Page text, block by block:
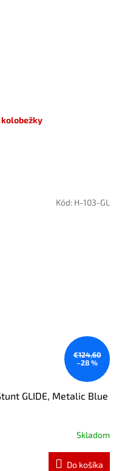
€124,60
–28 %
GLIDE, Metalic Blue
Skladom
Do košíka
Kód: H-103-GL